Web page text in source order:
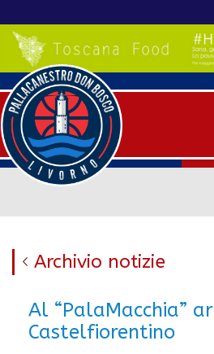
Archivio notizie
Al “PalaMacchia”
Castelfiorentino